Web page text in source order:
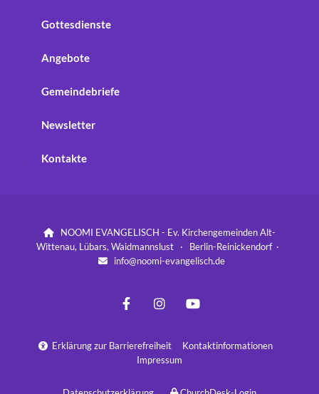
Gottesdienste
Angebote
Gemeindebriefe
Newsletter
Kontakte

NOOMI EVANGELISCH - Ev. Kirchengemeinden Alt-
Wittenau, Lübars, Waidmannslust · Berlin-Reinickendorf ·
 info@noomi-evangelisch.de
 Erklärung zur Barrierefreiheit
Kontaktinformationen
Impressum